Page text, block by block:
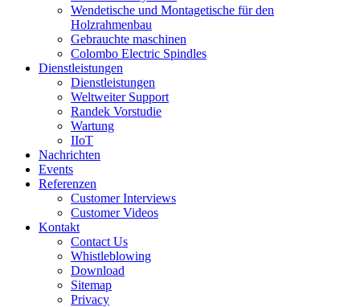
Wendetische und Montagetische für den
Holzrahmenbau
Gebrauchte maschinen
Colombo Electric Spindles
Dienstleistungen
Dienstleistungen
Weltweiter Support
Randek Vorstudie
Wartung
IIoT
Nachrichten
Events
Referenzen
Customer Interviews
Customer Videos
Kontakt
Contact Us
Whistleblowing
Download
Sitemap
Privacy